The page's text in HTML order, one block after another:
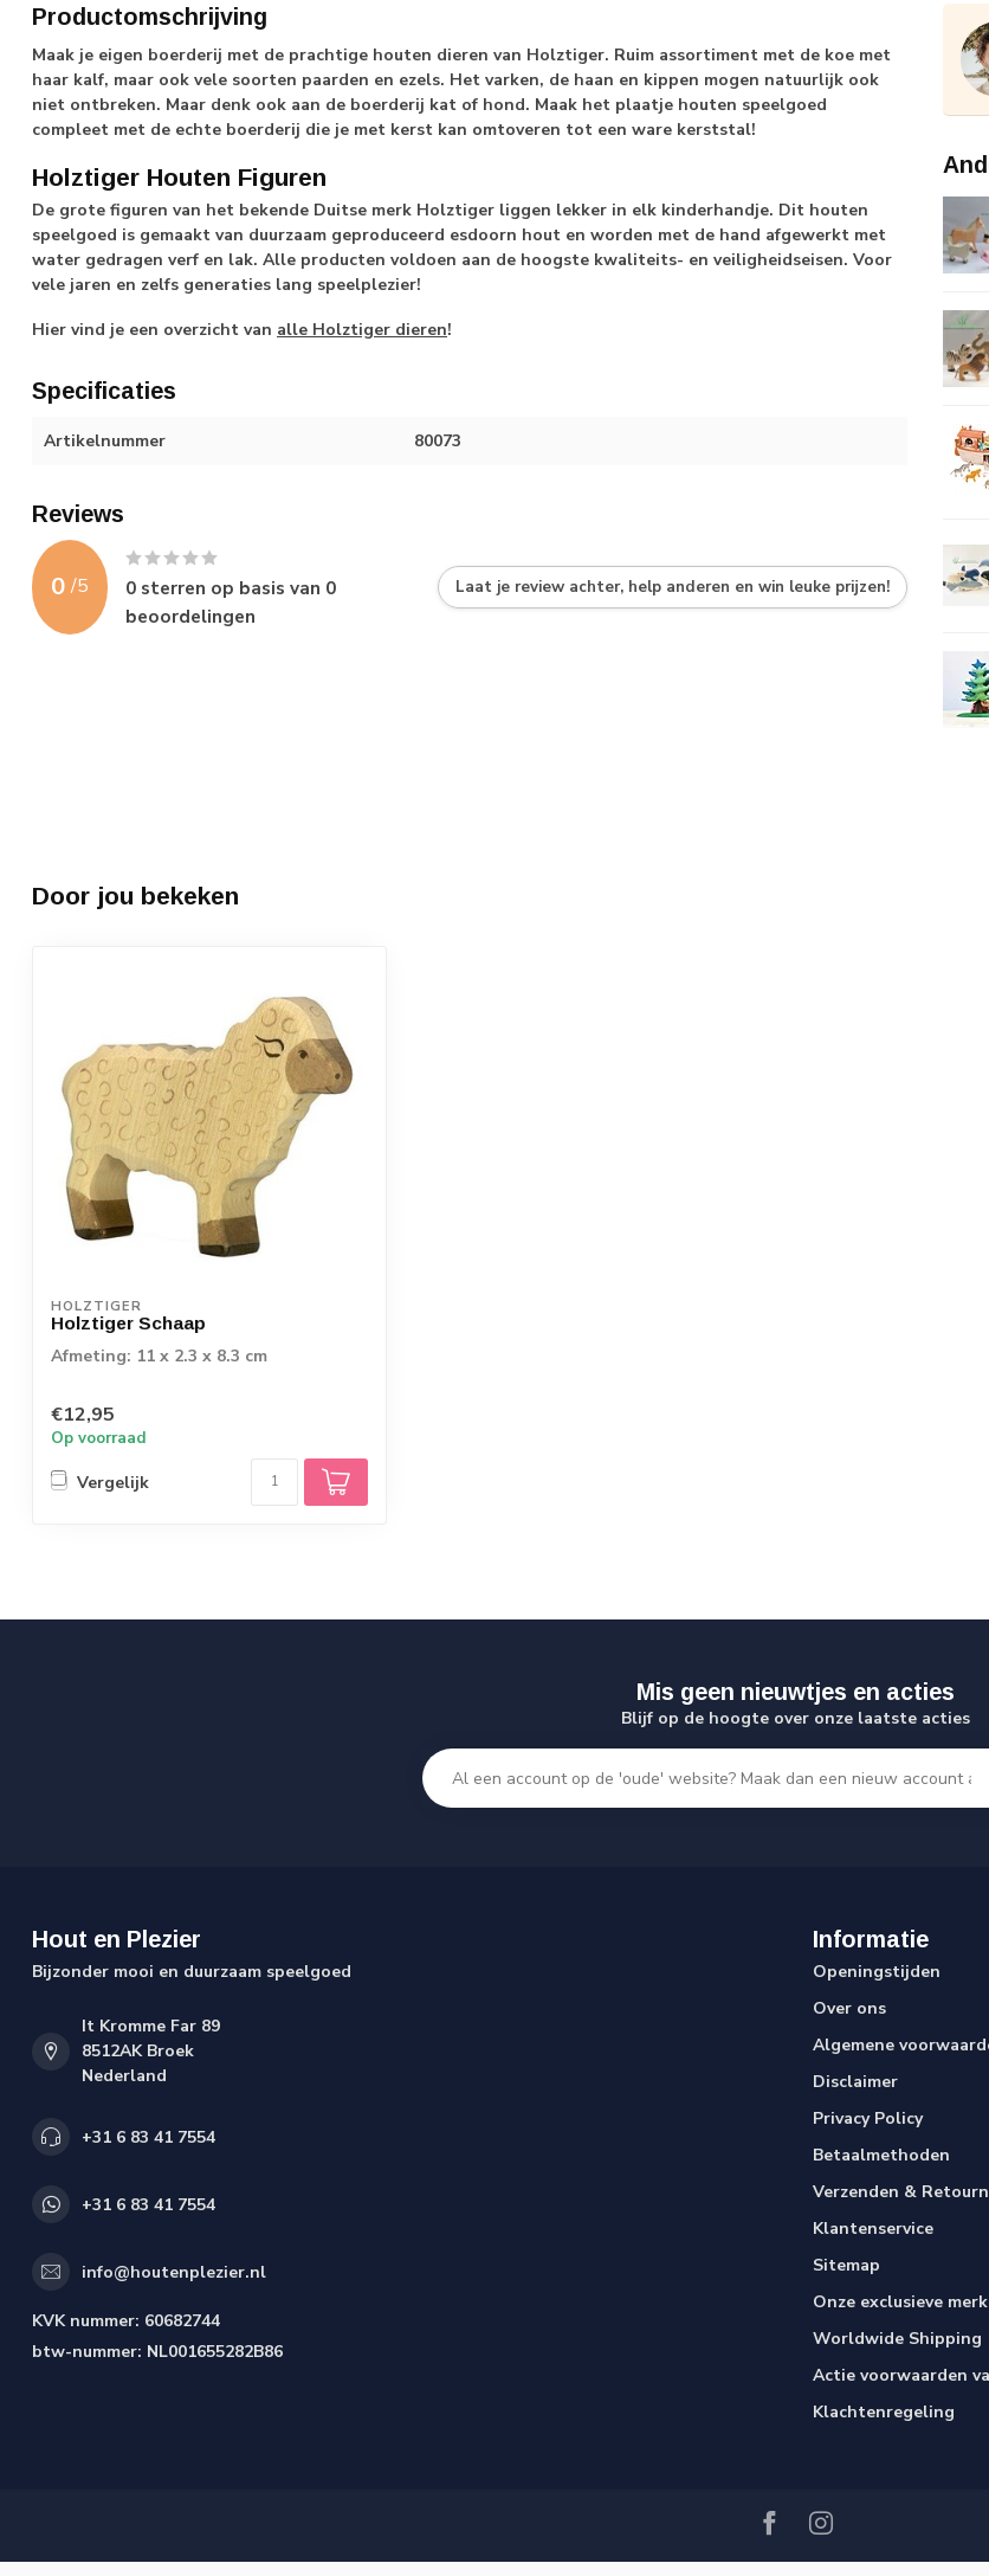
Productomschrijving
Maak je eigen boerderij met de prachtige houten dieren van Holztiger. Ruim assortiment met de koe met
haar kalf, maar ook vele soorten paarden en ezels. Het varken, de haan en kippen mogen natuurlijk ook
niet ontbreken. Maar denk ook aan de boerderij kat of hond. Maak het plaatje houten speelgoed
compleet met de echte boerderij die je met kerst kan omtoveren tot een ware kerststal!
Holztiger Houten Figuren
De grote figuren van het bekende Duitse merk Holztiger liggen lekker in elk kinderhandje. Dit houten
speelgoed is gemaakt van duurzaam geproduceerd esdoorn hout en worden met de hand afgewerkt met
water gedragen verf en lak. Alle producten voldoen aan de hoogste kwaliteits- en veiligheidseisen. Voor
vele jaren en zelfs generaties lang speelplezier!
Hier vind je een overzicht van alle Holztiger dieren!
Specificaties
Artikelnummer 80073
Reviews
0 /5 0 sterren op basis van 0
beoordelingen
Laat je review achter, help anderen en win leuke prijzen!
Door jou bekeken
HOLZTIGER
Holztiger Schaap
Afmeting: 11 x 2.3 x 8.3 cm
€12,95
Op voorraad
Vergelijk
Mis geen nieuwtjes en acties
Blijf op de hoogte over onze laatste acties
Hout en Plezier
Bijzonder mooi en duurzaam speelgoed
It Kromme Far 89
8512AK Broek
Nederland
+31 6 83 41 7554
+31 6 83 41 7554
info@houtenplezier.nl
KVK nummer: 60682744
btw-nummer: NL001655282B86
Informatie
Openingstijden
Over ons
Algemene
Disclaimer
Privacy Policy
Betaalmethoden
Verzenden &
Klantenservice
Sitemap
Onze exclusieve
Worldwide Shipping
Actie voorwaarden
Klachtenregeling